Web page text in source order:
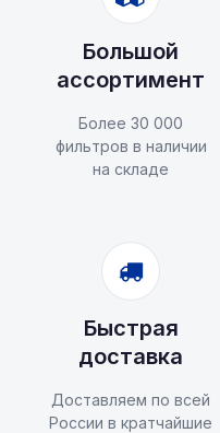
Большой
ассортимент
Более 30 000
фильтров в наличии
на складе
Быстрая
доставка
Доставляем по всей
России в кратчайшие